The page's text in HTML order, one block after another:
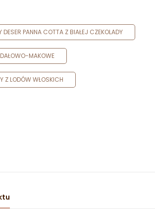
DESER PANNA COTTA Z BIAŁEJ CZEKOLADY
MAKOWE
Z LODÓW WŁOSKICH